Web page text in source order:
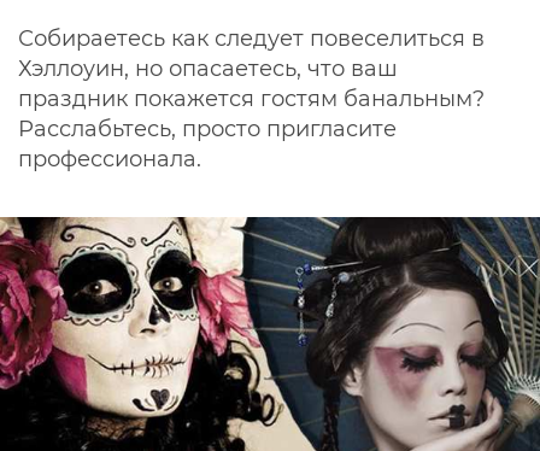
Собираетесь как следует повеселиться в
Хэллоуин, но опасаетесь, что ваш
праздник покажется гостям банальным?
Расслабьтесь, просто пригласите
профессионала.